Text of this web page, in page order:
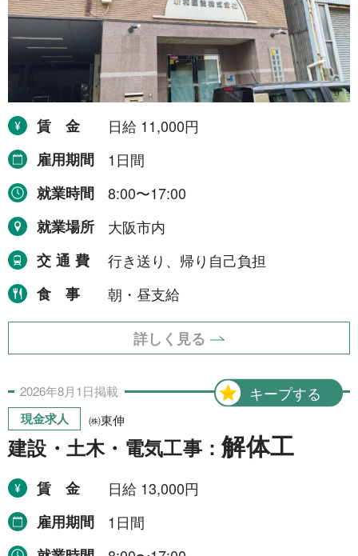
賃金
日給 11,000円
雇用期間
1日間
就業時間
8:00〜17:00
就業場所
大阪市内
交通費
行き送り、帰り自己負担
食事
朝・昼支給
詳しく見る
キープする
2026年8月1日掲載
現金求人 ㈱東伸
建設・土木・電気工事：解体工
賃金
日給 13,000円
雇用期間
1日間